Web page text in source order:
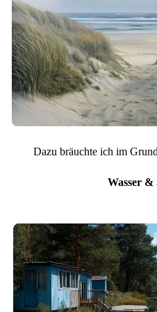
Dazu bräuchte ich im
Wasser